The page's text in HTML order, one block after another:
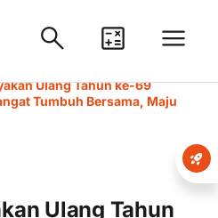
Ulang Tahun ke-69
Tumbuh Bersama, Maju
Ulang Tahun